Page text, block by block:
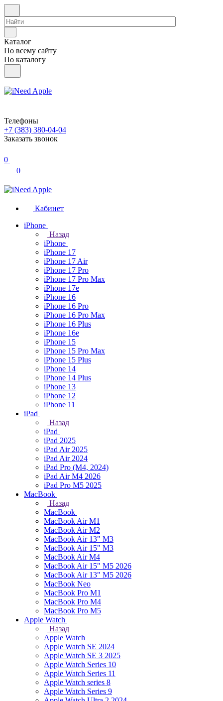
Каталог
По всему сайту
По каталогу
Телефоны
+7 (383) 380-04-04
Заказать звонок
0
0
Кабинет
iPhone
Назад
iPhone
iPhone 17
iPhone 17 Air
iPhone 17 Pro
iPhone 17 Pro Max
iPhone 17e
iPhone 16
iPhone 16 Pro
iPhone 16 Pro Max
iPhone 16 Plus
iPhone 16e
iPhone 15
iPhone 15 Pro Max
iPhone 15 Plus
iPhone 14
iPhone 14 Plus
iPhone 13
iPhone 12
iPhone 11
iPad
Назад
iPad
iPad 2025
iPad Air 2025
iPad Air 2024
iPad Pro (M4, 2024)
iPad Air M4 2026
iPad Pro M5 2025
MacBook
Назад
MacBook
MacBook Air M1
MacBook Air M2
MacBook Air 13" M3
MacBook Air 15" M3
MacBook Air M4
MacBook Air 15" М5 2026
MacBook Air 13" М5 2026
MacBook Neo
MacBook Pro M1
MacBook Pro M4
MacBook Pro M5
Apple Watch
Назад
Apple Watch
Apple Watch SE 2024
Apple Watch SE 3 2025
Apple Watch Series 10
Apple Watch Series 11
Apple Watch series 8
Apple Watch Series 9